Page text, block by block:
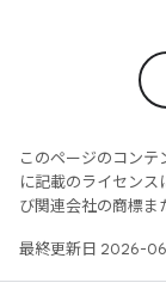
このページのコンテ
に記載のライセン
び関連会社の商標ま
最終更新日 2026-